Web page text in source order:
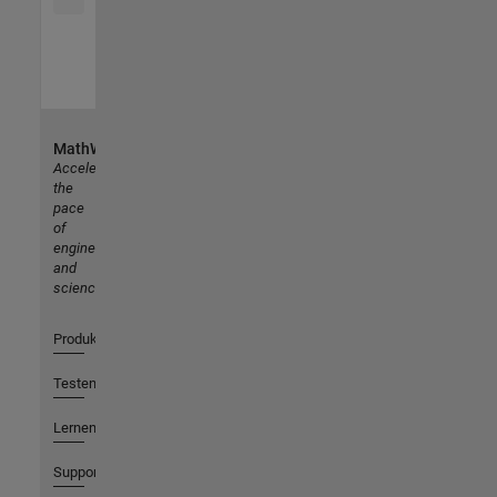
MathWorks
Accelerating
the
pace
of
engineering
and
science
Produkte
Testen oder Kaufen
Lernen
Support